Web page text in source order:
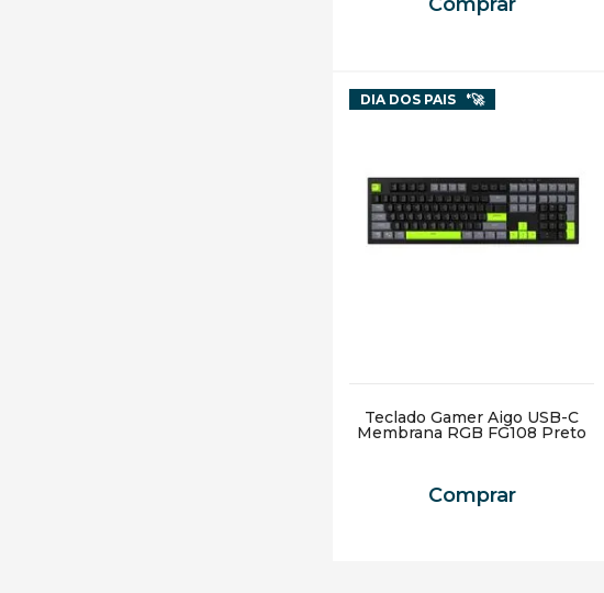
Receba em 3h*🚀
DIA DOS PAIS
Teclado Gamer Aigo USB-C
Membrana RGB FG108 Preto
Comprar